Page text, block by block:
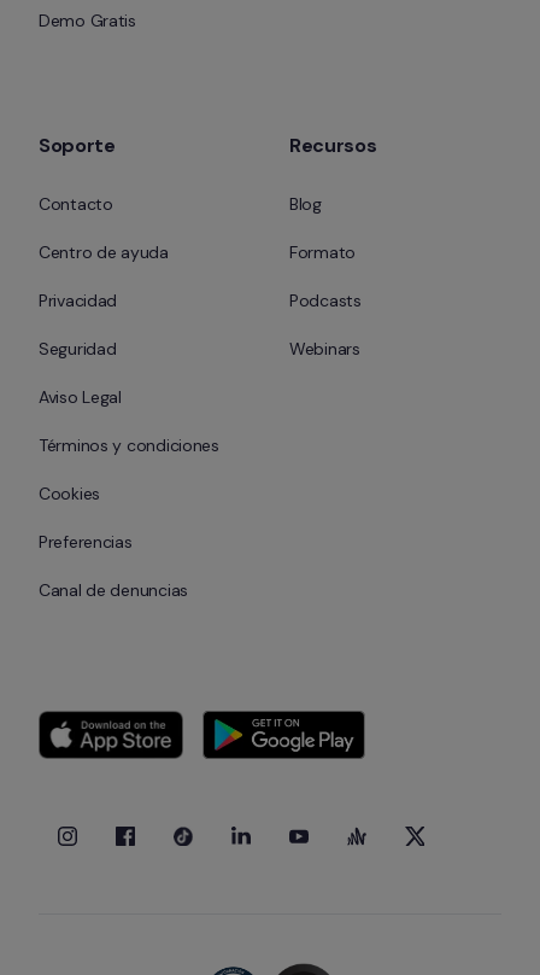
Demo Gratis
Soporte
Contacto
Centro de ayuda
Privacidad
Seguridad
Aviso Legal
Términos y condiciones
Cookies
Preferencias
Canal de denuncias
Recursos
Blog
Formato
Podcasts
Webinars